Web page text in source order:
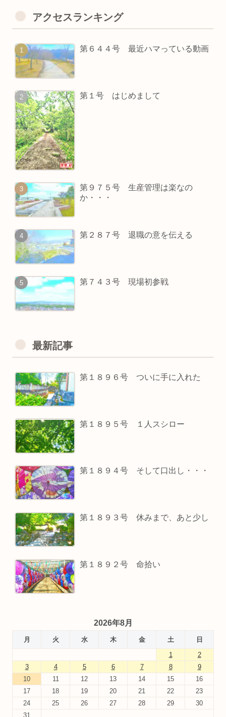
アクセスランキング
第６４４号 最近ハマっている動画
第１号 はじめまして
第９７５号 生産管理は楽なの
か・・・
第２８７号 退職の意を伝える
第７４３号 現場初参戦
最新記事
第１８９６号 ついに手に入れた
第１８９５号 １人スシロー
第１８９４号 そして口出し・・・
第１８９３号 休みまで、あと少し
第１８９２号 命拾い
2026年8月
月 火 水 木 金 土
日
1
2
3
4 5 6 7 8
9
10
11 12 13 14 15
16
17
18 19 20 21 22
23
24
25 26 27 28 29
30
31